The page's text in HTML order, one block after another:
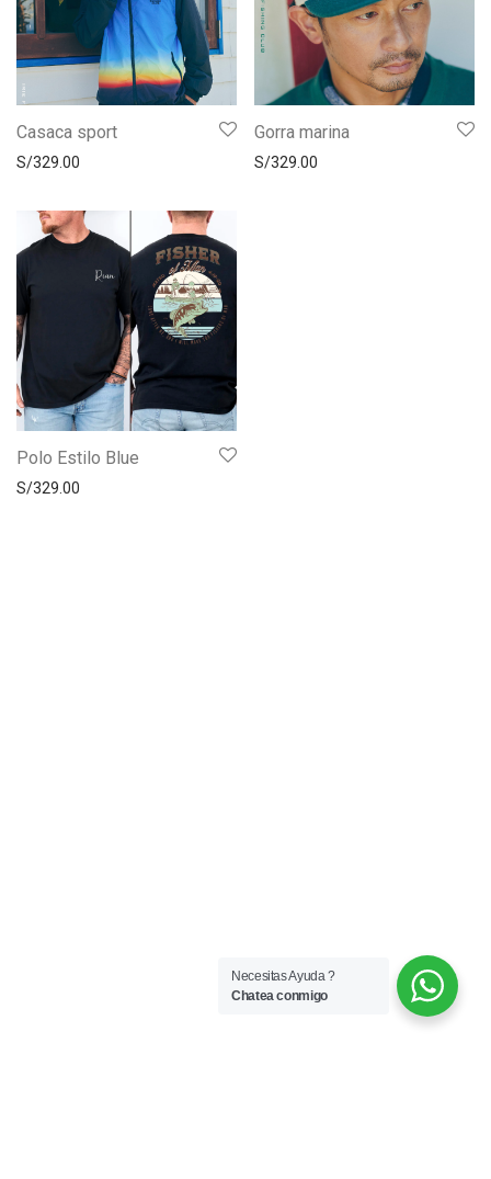
Casaca sport
S/329.00
Gorra marina
S/329.00
Polo Estilo Blue
S/329.00
Necesitas Ayuda ?
Chatea conmigo